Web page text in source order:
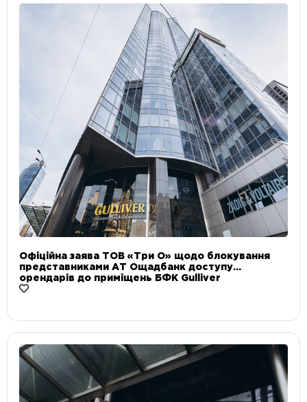
Офіційна заява ТОВ «Три О» щодо блокування
представниками АТ Ощадбанк доступу
орендарів до приміщень БФК Gulliver